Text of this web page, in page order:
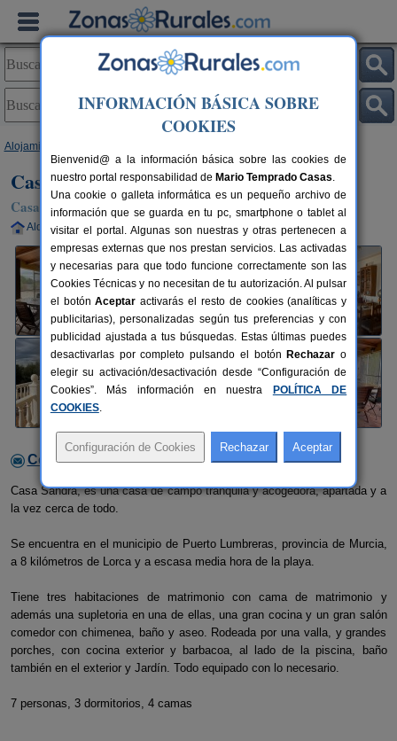
Alojamientos
Casa Sandra
Casa Rural en Puerto-Lumbreras (Murcia)
Alquiler completo 8+1 plazas 84 km de Murcia
Contactar con el alojamiento
Casa Sandra, es una casa de campo tranquila y acogedora, apartada y a
la vez cerca de todo.
Se encuentra en el municipio de Puerto Lumbreras, provincia de Murcia,
a 8 kilómetros de Lorca y a escasa media hora de la playa.
Tiene tres habitaciones de matrimonio con cama de matrimonio y
además una supletoria en una de ellas, una gran cocina y un gran salón
comedor con chimenea, baño y aseo. Rodeada por una valla, y grandes
porches, con cocina exterior y barbacoa, al lado de la piscina, baño
también en el exterior y Jardín. Todo equipado con lo necesario.
7 personas, 3 dormitorios, 4 camas
INFORMACIÓN BÁSICA SOBRE
COOKIES
Bienvenid@ a la información básica sobre las cookies de
nuestro portal responsabilidad de Mario Temprado Casas.
Una cookie o galleta informática es un pequeño archivo de
información que se guarda en tu pc, smartphone o tablet al
visitar el portal. Algunas son nuestras y otras pertenecen a
empresas externas que nos prestan servicios. Las activadas
y necesarias para que todo funcione correctamente son las
Cookies Técnicas y no necesitan de tu autorización. Al pulsar
el botónAceptar activarás el resto de cookies (analíticas y
publicitarias), personalizadas según tus preferencias y con
publicidad ajustada a tus búsquedas. Estas últimas puedes
desactivarlas por completo pulsando el botón Rechazar o
elegir su activación/desactivación desde “Configuración de
Cookies”. Más información en nuestra
POLÍTICA DE
COOKIES.